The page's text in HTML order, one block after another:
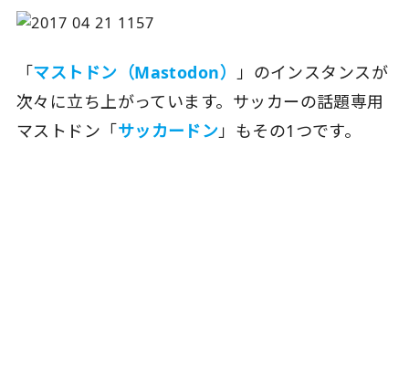
「マストドン（Mastodon） 」のインスタンスが
次々に立ち上がっています。サッカーの話題専用
マストドン「サッカードン」もその1つです。